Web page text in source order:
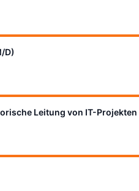
D)
Leitung von IT-Projekten